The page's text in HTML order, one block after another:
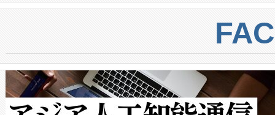
centers. Voltaiqは、ai&のAI
からシステム統合、試運転、
クルの各段階のデータを監視
[…]
トに対して約600メートルに
では、反射率10％のターゲッ
で向上し、最大検知距離は
ットだけで最大1キロメート